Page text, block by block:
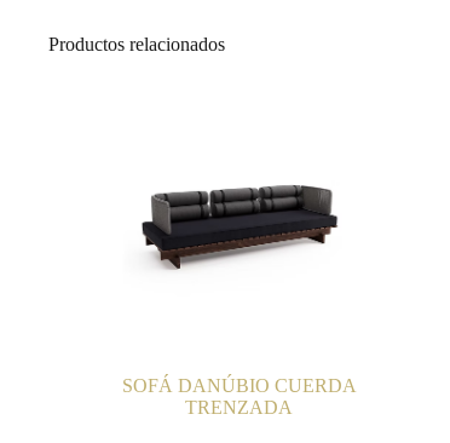
Productos relacionados
SOFÁ DANÚBIO CUERDA
TRENZADA